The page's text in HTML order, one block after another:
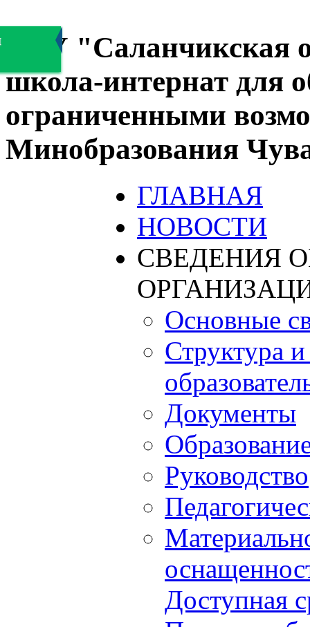
БОУ "Саланчикская
школа-интернат для
ограниченными
Минобразования
ГЛАВНАЯ
НОВОСТИ
СВЕДЕНИЯ
Основные
Структура
Документы
Руководство
Доступная